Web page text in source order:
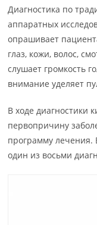
Диагностика по
аппаратных
опрашивает
глаз, кожи, волос,
слушает громкость
внимание уделяет
В ходе диагностики
первопричину
программу лечения.
один из восьми